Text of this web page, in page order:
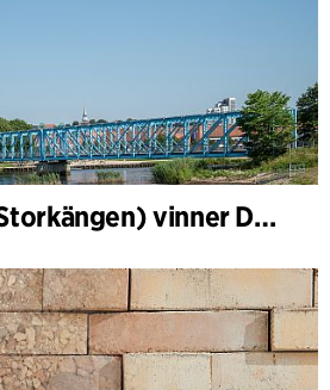
Storkeengen (Storkängen) vinner DANVAs Klimatpris 2025 och bygger vidare på ett tidigare arkitektoniskt erkännande